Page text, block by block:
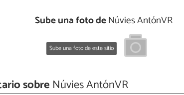
Sube una foto deNúvies AntónVR
Sube una foto de este sitio
sobre Núvies AntónVR